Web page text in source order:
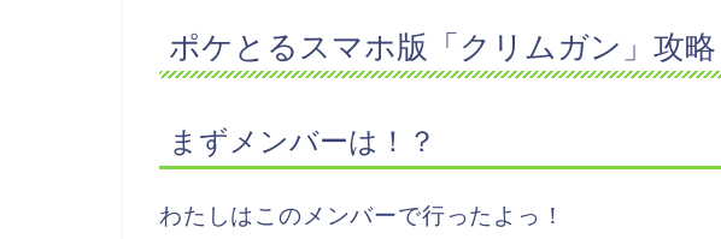
ポケとるスマホ版「クリムガン」攻略
まずメンバーは！？
わたしはこのメンバーで行ったよっ！